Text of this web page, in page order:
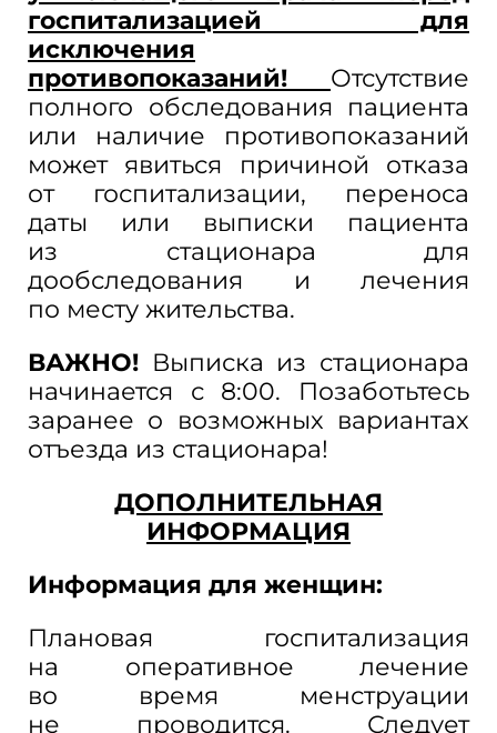
госпитализацией для
исключения
противопоказаний! Отсутствие
полного обследования пациента
или наличие противопоказаний
может явиться причиной отказа
от
госпитализации, переноса
даты или выписки пациента
из
стационара для
дообследования и
лечения
по месту жительства.
ВАЖНО! Выписка из стационара
начинается с
8:00. Позаботьтесь
заранее о возможных вариантах
отъезда из стационара!
ДОПОЛНИТЕЛЬНАЯ
ИНФОРМАЦИЯ
Информация для женщин:
Плановая госпитализация
на
оперативное лечение
во
время менструации
не
проводится. Следует